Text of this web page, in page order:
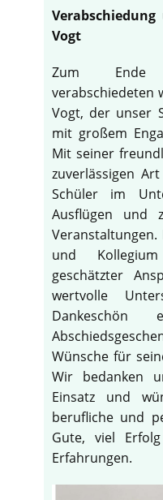
Vogt
Zum Ende
verabschiedeten
Vogt, der unser
mit großem
Mit seiner
zuverlässigen
Schüler im
Ausflügen und
und
geschätzter
wertvolle
Wünsche für
Wir bedanken
Einsatz und
berufliche und
Gute, viel
Erfahrungen.